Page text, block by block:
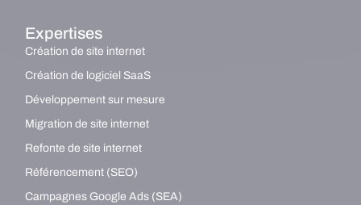
Expertises
Création de site internet
Création de logiciel SaaS
Développement sur mesure
Migration de site internet
Refonte de site internet
Référencement (SEO)
Campagnes Google Ads (SEA)